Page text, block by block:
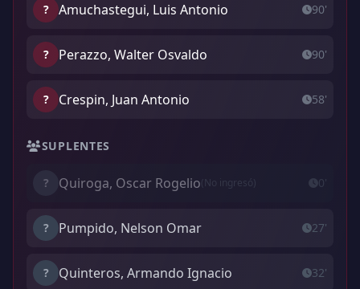
? Amuchastegui, Luis Antonio 90'
? Perazzo, Walter Osvaldo 90'
? Crespin, Juan Antonio 58'
SUPLENTES
? Quiroga, Oscar Rogelio(No ingresó) 0'
? Pumpido, Nelson Omar 27'
? Quinteros, Armando Ignacio 32'